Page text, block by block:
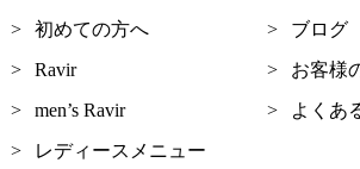
初めての方へ
ブログ
Ravir
お客様
men’s Ravir
よくあ
レディースメニュー